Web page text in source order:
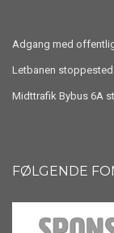
Adgang med
Letbanen
Midttrafik Bybus 6A
FØLGENDE